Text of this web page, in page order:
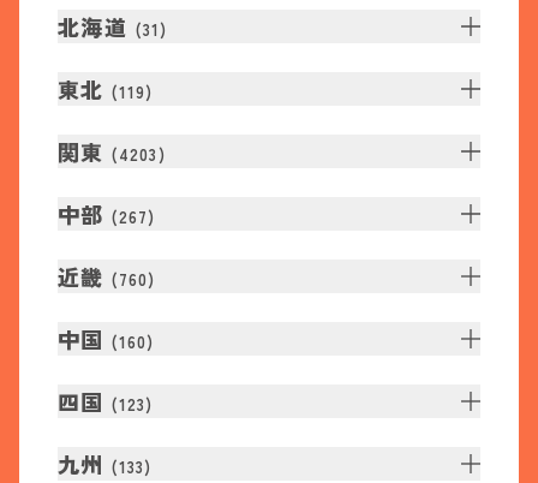
北海道 (31 )
東北 (119)
関東 (4203 )
中部 (267)
近畿 (760)
中国 (160)
四国 (123)
九州 (133)